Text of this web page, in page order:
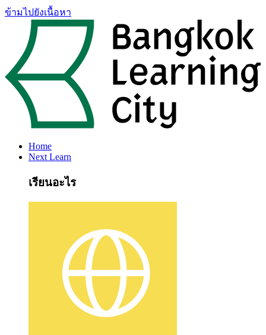
ข้ามไปยังเนื้อหา
Home
Next Learn
เรียนอะไร